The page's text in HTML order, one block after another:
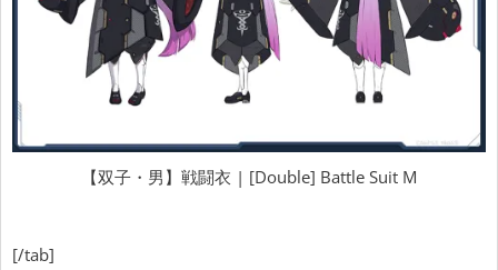
【双子・男】戦闘衣 | [Double] Battle Suit M
[/tab]